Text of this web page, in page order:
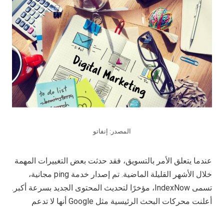
المصدر: إنفاتو
عندما يتعلق الأمر بالتسويق، فقد حدثت بعض التغييرات المهمة
خلال الأشهر القليلة الماضية. تم إصدار خدمة ping مجانية،
تسمى IndexNow، مؤخرًا لتحديث المحتوى الجديد بسرعة أكبر.
أعلنت محركات البحث الرئيسية مثل Google أنها لا تدعم